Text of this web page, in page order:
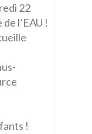
22
l’EAU !
!